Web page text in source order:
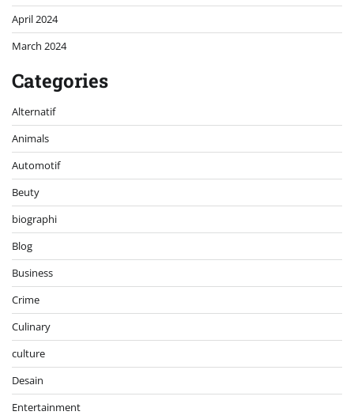
April 2024
March 2024
Categories
Alternatif
Animals
Automotif
Beuty
biographi
Blog
Business
Crime
Culinary
culture
Desain
Entertainment